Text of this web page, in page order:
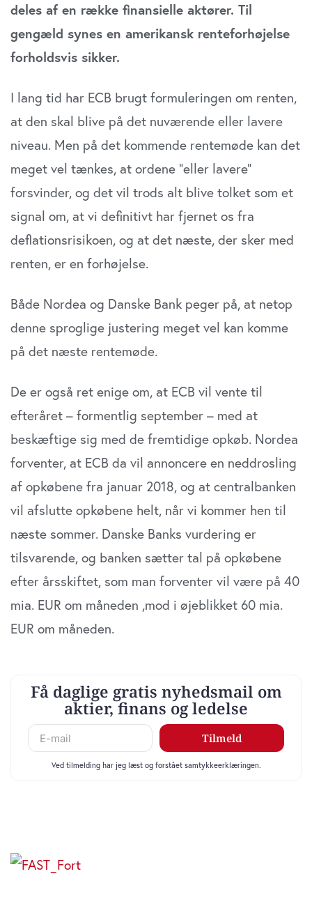
deles af en række finansielle aktører. Til
gengæld synes en amerikansk renteforhøjelse
forholdsvis sikker.
I lang tid har ECB brugt formuleringen om renten,
at den skal blive på det nuværende eller lavere
niveau. Men på det kommende rentemøde kan det
meget vel tænkes, at ordene ”eller lavere”
forsvinder, og det vil trods alt blive tolket som et
signal om, at vi definitivt har fjernet os fra
deflationsrisikoen, og at det næste, der sker med
renten, er en forhøjelse.
Både Nordea og Danske Bank peger på, at netop
denne sproglige justering meget vel kan komme
på det næste rentemøde.
De er også ret enige om, at ECB vil vente til
efteråret – formentlig september – med at
beskæftige sig med de fremtidige opkøb. Nordea
forventer, at ECB da vil annoncere en neddrosling
af opkøbene fra januar 2018, og at centralbanken
vil afslutte opkøbene helt, når vi kommer hen til
næste sommer. Danske Banks vurdering er
tilsvarende, og banken sætter tal på opkøbene
efter årsskiftet, som man forventer vil være på 40
mia. EUR om måneden ,mod i øjeblikket 60 mia.
EUR om måneden.